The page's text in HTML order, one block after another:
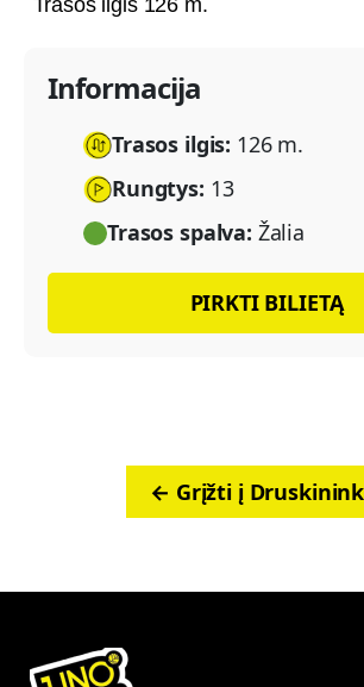
Trasos ilgis 126 m.
Informacija
Trasos ilgis: 126 m.
Rungtys: 13
Trasos spalva: Žalia
PIRKTI BILIETĄ
← Grįžti į